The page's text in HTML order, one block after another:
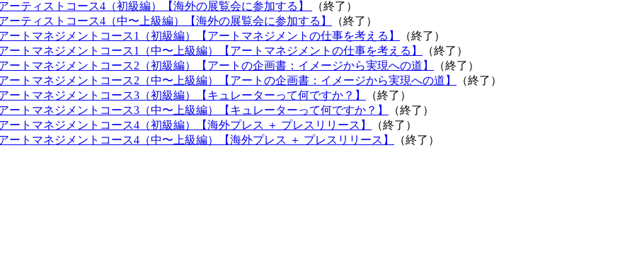
ーティストコース4（初級編）【海外の展覧会に参加する】
（終了）
ーティストコース4（中〜上級編）【海外の展覧会に参加する】
（終了）
ートマネジメントコース1（初級編）【アートマネジメントの仕事を考える】
（終了）
ートマネジメントコース1（中〜上級編）【アートマネジメントの仕事を考える】
（終了）
ートマネジメントコース2（初級編）【アートの企画書：イメージから実現への道】
（終了）
ートマネジメントコース2（中〜上級編）【アートの企画書：イメージから実現への道】
（終了）
ートマネジメントコース3（初級編）【キュレーターって何ですか？】
（終了）
ートマネジメントコース3（中〜上級編）【キュレーターって何ですか？】
（終了）
ートマネジメントコース4（初級編）【海外プレス ＋ プレスリリース】
（終了）
ートマネジメントコース4（中〜上級編）【海外プレス ＋ プレスリリース】 （終了）